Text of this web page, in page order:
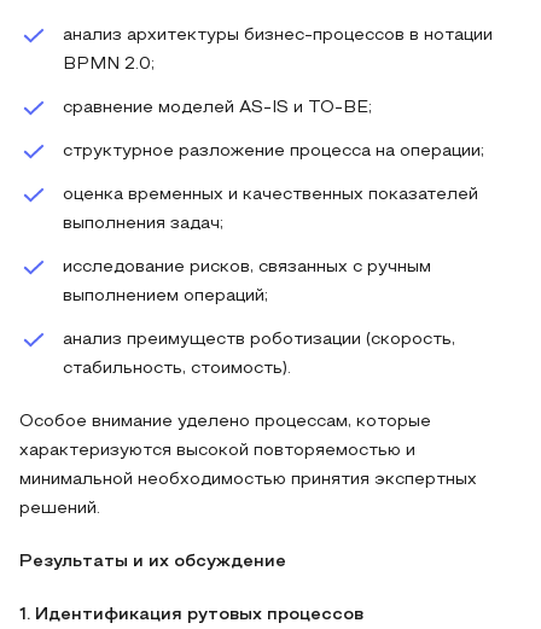
анализ архитектуры бизнес-процессов в нотации
BPMN 2.0;
сравнение моделей AS-IS и TO-BE;
структурное разложение процесса на операции;
оценка временных и качественных показателей
выполнения задач;
исследование рисков, связанных с ручным
выполнением операций;
анализ преимуществ роботизации (скорость,
стабильность, стоимость).
Особое внимание уделено процессам, которые
характеризуются высокой повторяемостью и
минимальной необходимостью принятия экспертных
решений.
Результаты и их обсуждение
1. Идентификация рутовых процессов